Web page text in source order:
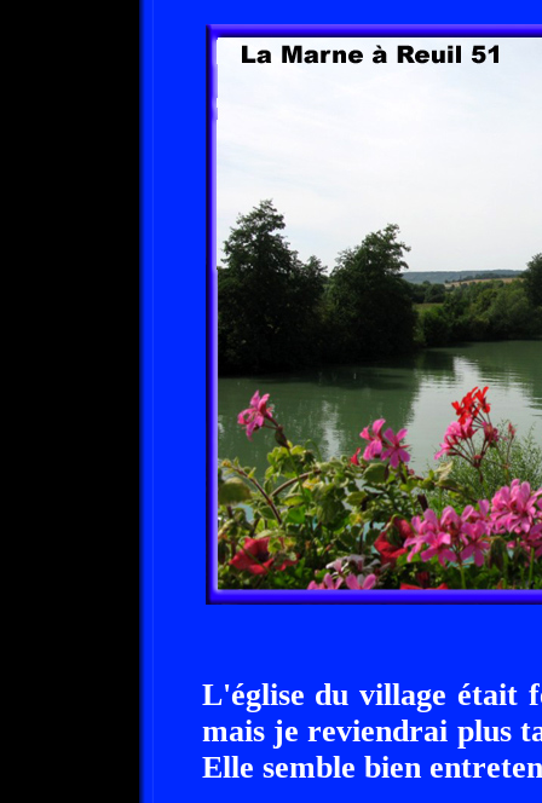
L'église du village était
mais je reviendrai plus
Elle semble bien